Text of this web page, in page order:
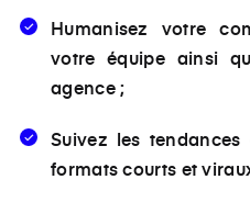
Humanisez votre
votre équipe ainsi
agence ;
Suivez les
formats courts et